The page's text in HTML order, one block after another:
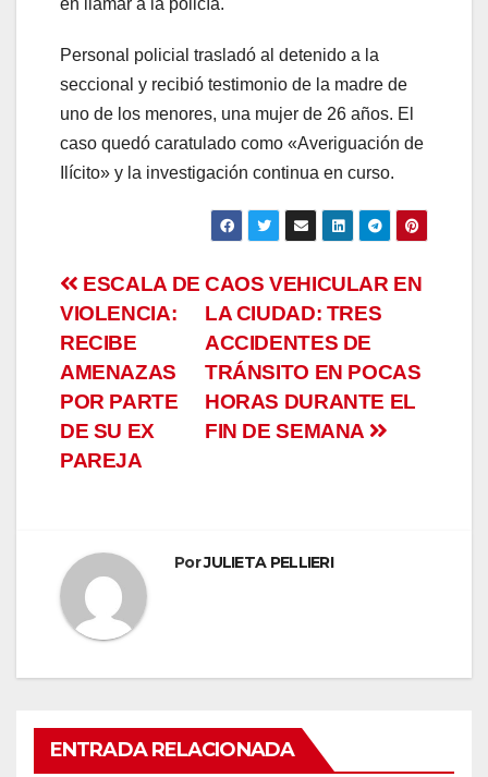
en llamar a la policía.
Personal policial trasladó al detenido a la
seccional y recibió testimonio de la madre de
uno de los menores, una mujer de 26 años. El
caso quedó caratulado como «Averiguación de
Ilícito» y la investigación continua en curso.
Navegación
de
entradas
CAOS VEHICULAR EN
LA CIUDAD: TRES
ACCIDENTES DE
TRÁNSITO EN POCAS
HORAS DURANTE EL
FIN DE SEMANA
ESCALA DE
VIOLENCIA:
RECIBE
AMENAZAS
POR PARTE
DE SU EX
PAREJA
PorJULIETA PELLIERI
ENTRADA RELACIONADA